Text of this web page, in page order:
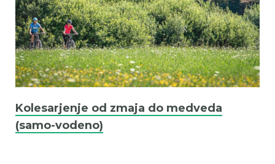
Kolesarjenje od zmaja do medveda
(samo-vodeno)